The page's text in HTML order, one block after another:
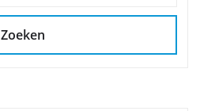
Zoeken